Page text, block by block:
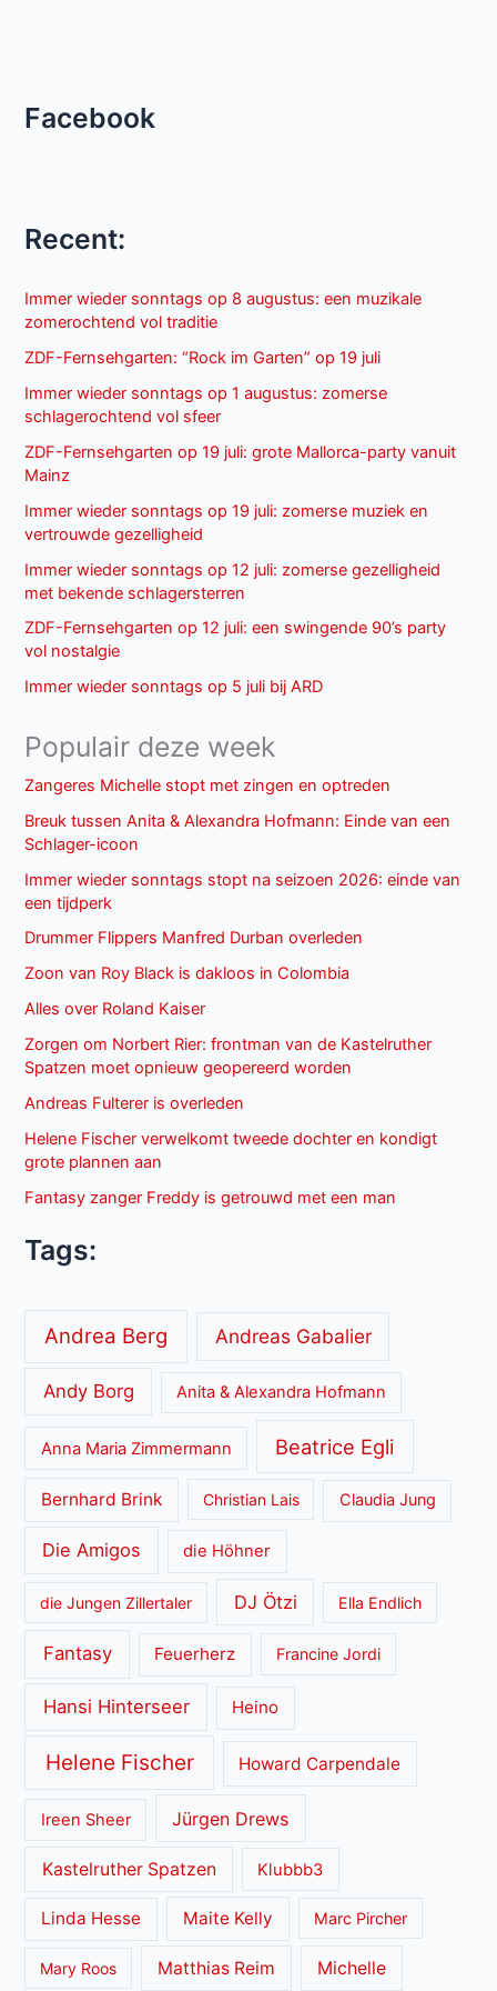
Facebook
Recent:
Immer wieder sonntags op 8 augustus: een muzikale
zomerochtend vol traditie
ZDF-Fernsehgarten: “Rock im Garten” op 19 juli
Immer wieder sonntags op 1 augustus: zomerse
schlagerochtend vol sfeer
ZDF-Fernsehgarten op 19 juli: grote Mallorca-party vanuit
Mainz
Immer wieder sonntags op 19 juli: zomerse muziek en
vertrouwde gezelligheid
Immer wieder sonntags op 12 juli: zomerse gezelligheid
met bekende schlagersterren
ZDF-Fernsehgarten op 12 juli: een swingende 90’s party
vol nostalgie
Immer wieder sonntags op 5 juli bij ARD
Populair deze week
Zangeres Michelle stopt met zingen en optreden
Breuk tussen Anita & Alexandra Hofmann: Einde van een
Schlager-icoon
Immer wieder sonntags stopt na seizoen 2026: einde van
een tijdperk
Drummer Flippers Manfred Durban overleden
Zoon van Roy Black is dakloos in Colombia
Alles over Roland Kaiser
Zorgen om Norbert Rier: frontman van de Kastelruther
Spatzen moet opnieuw geopereerd worden
Andreas Fulterer is overleden
Helene Fischer verwelkomt tweede dochter en kondigt
grote plannen aan
Fantasy zanger Freddy is getrouwd met een man
Tags:
Andrea Berg Andreas Gabalier
Andy Borg Anita & Alexandra Hofmann
Anna Maria Zimmermann Beatrice Egli
Bernhard Brink Christian Lais Claudia Jung
Die Amigos die Höhner
die Jungen Zillertaler DJ Ötzi Ella Endlich
Fantasy Feuerherz Francine Jordi
Hansi Hinterseer Heino
Helene Fischer Howard Carpendale
Ireen Sheer Jürgen Drews
Kastelruther Spatzen Klubbb3
Linda Hesse Maite Kelly Marc Pircher
Mary Roos Matthias Reim Michelle